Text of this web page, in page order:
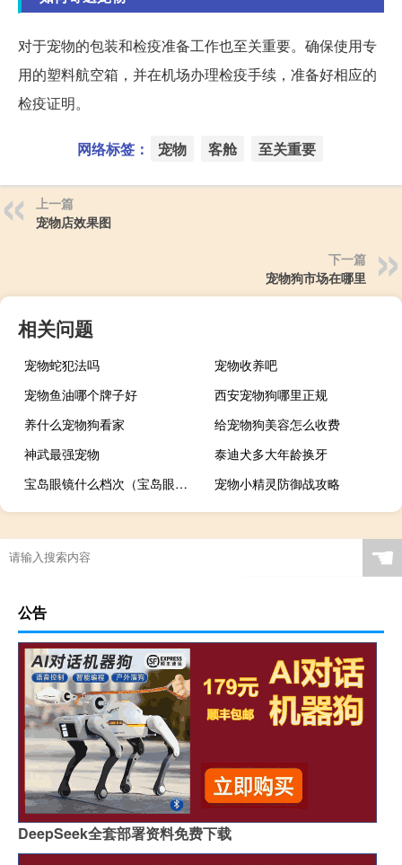
对于宠物的包装和检疫准备工作也至关重要。确保使用专
用的塑料航空箱，并在机场办理检疫手续，准备好相应的
检疫证明。
网络标签： 宠物 客舱 至关重要
上一篇
宠物店效果图
下一篇
宠物狗市场在哪里
相关问题
宠物蛇犯法吗
宠物收养吧
宠物鱼油哪个牌子好
西安宠物狗哪里正规
养什么宠物狗看家
给宠物狗美容怎么收费
神武最强宠物
泰迪犬多大年龄换牙
宝岛眼镜什么档次（宝岛眼镜百货）
宠物小精灵防御战攻略
☚
公告
DeepSeek全套部署资料免费下载